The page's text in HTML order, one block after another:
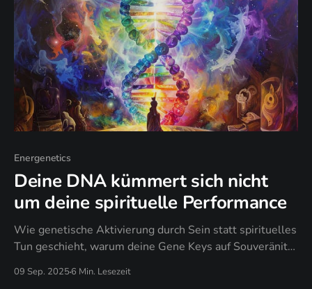
Energenetics
Deine DNA kümmert sich nicht
um deine spirituelle Performance
Wie genetische Aktivierung durch Sein statt spirituelles
Tun geschieht, warum deine Gene Keys auf Souveränität
authentische Evolution spirituelle Performance ersetzt.
09 Sep. 2025 6 Min. Lesezeit